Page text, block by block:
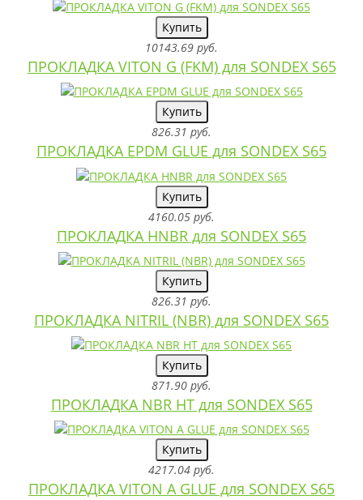
Купить
10143.69 руб.
ПРОКЛАДКА VITON G (FKM) для SONDEX S65
Купить
826.31 руб.
ПРОКЛАДКА EPDM GLUE для SONDEX S65
Купить
4160.05 руб.
ПРОКЛАДКА HNBR для SONDEX S65
Купить
826.31 руб.
ПРОКЛАДКА NITRIL (NBR) для SONDEX S65
Купить
871.90 руб.
ПРОКЛАДКА NBR HT для SONDEX S65
Купить
4217.04 руб.
ПРОКЛАДКА VITON A GLUE для SONDEX S65